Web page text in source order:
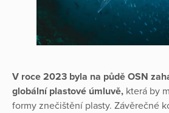
V roce 2023 byla na půdě OSN
globální plastové úmluvě, která by
formy znečištění plasty. Závěrečné